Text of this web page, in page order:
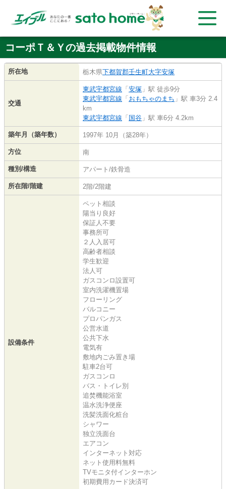
コーポＴ＆Ｙの過去掲載物件情報
所在地 栃木県下都賀郡壬生町大字安塚
交通
東武宇都宮線 「安塚 」駅 徒歩9分
東武宇都宮線 「おもちゃのまち 」駅 車3分 2.4
km
東武宇都宮線 「国谷 」駅 車6分 4.2km
築年月（築年数） 1997年 10月（築28年）
方位 南
種別/構造 アパート/鉄骨造
所在階/階建 2階/2階建
設備条件
ペット相談
陽当り良好
保証人不要
事務所可
２人入居可
高齢者相談
学生歓迎
法人可
ガスコンロ設置可
室内洗濯機置場
フローリング
バルコニー
プロパンガス
公営水道
公共下水
電気有
敷地内ごみ置き場
駐車2台可
ガスコンロ
バス・トイレ別
追焚機能浴室
温水洗浄便座
洗髪洗面化粧台
シャワー
独立洗面台
エアコン
インターネット対応
ネット使用料無料
TVモニタ付インターホン
初期費用カード決済可